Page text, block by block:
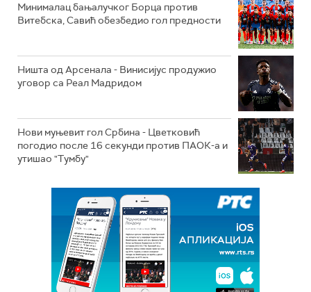
Минималац бањалучког Борца против
Витебска, Савић обезбедио гол предности
Ништа од Арсенала - Винисијус продужио
уговор са Реал Мадридом
Нови муњевит гол Србина - Цветковић
погодио после 16 секунди против ПАОК-а и
утишао "Тумбу"